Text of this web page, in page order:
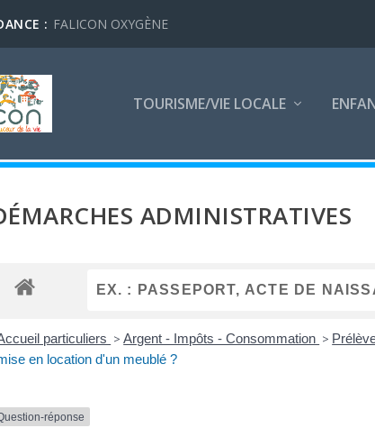
: FALICON OXYGÈNE
TOURISME/VIE LOCALE
ADMINISTRATIVES
particuliers > Argent - Impôts - Consommation >
en location d'un meublé ?
réponse